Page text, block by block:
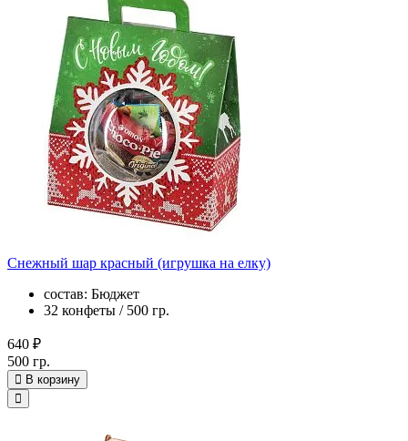
Снежный шар красный (игрушка на елку)
состав: Бюджет
32 конфеты / 500 гр.
640 ₽
500 гр.
В корзину